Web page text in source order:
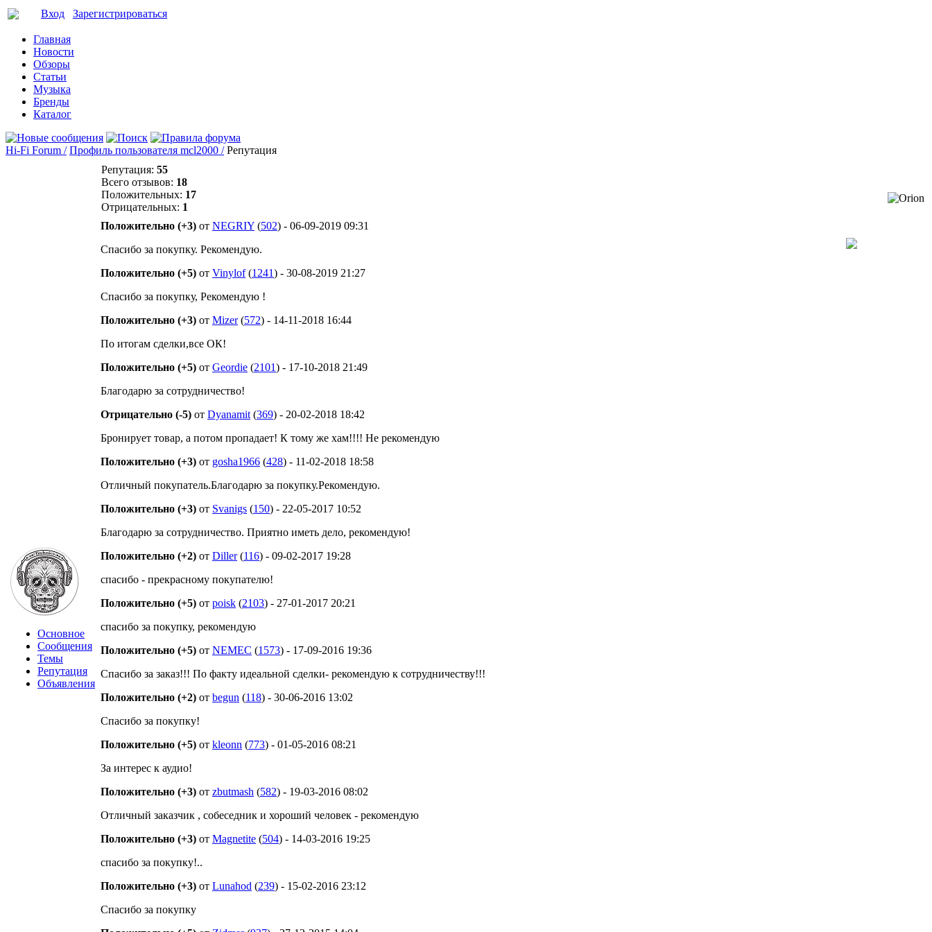
Вход Зарегистрироваться
Главная
Новости
Обзоры
Статьи
Музыка
Бренды
Каталог
Hi-Fi Forum / Профиль пользователя mcl2000 / Репутация
Основное
Сообщения
Темы
Репутация
Объявления
Репутация: 55
Всего отзывов: 18
Положительных: 17
Отрицательных: 1
Положительно (+3) от NEGRIY (502) - 06-09-2019 09:31
Спасибо за покупку. Рекомендую.
Положительно (+5) от Vinylof(1241) - 30-08-2019 21:27
Спасибо за покупку, Рекомендую !
Положительно (+3) от Mizer(572) - 14-11-2018 16:44
По итогам сделки,все ОК!
Положительно (+5) от Geordie (2101) - 17-10-2018 21:49
Благодарю за сотрудничество!
Отрицательно (-5) от Dyanamit (369) - 20-02-2018 18:42
Бронирует товар, а потом пропадает! К тому же хам!!!! Не рекомендую
Положительно (+3) от gosha1966 (428) - 11-02-2018 18:58
Отличный покупатель.Благодарю за покупку.Рекомендую.
Положительно (+3) от Svanigs (150) - 22-05-2017 10:52
Благодарю за сотрудничество. Приятно иметь дело, рекомендую!
Положительно (+2) от Diller(116) - 09-02-2017 19:28
спасибо - прекрасному покупателю!
Положительно (+5) от poisk (2103) - 27-01-2017 20:21
спасибо за покупку, рекомендую
Положительно (+5) от NEMEC (1573) - 17-09-2016 19:36
Спасибо за заказ!!! По факту идеальной сделки- рекомендую к сотрудничеству!!!
Положительно (+2) от begun (118) - 30-06-2016 13:02
Спасибо за покупку!
Положительно (+5) от kleonn (773) - 01-05-2016 08:21
За интерес к аудио!
Положительно (+3) от zbutmash (582) - 19-03-2016 08:02
Отличный заказчик , собеседник и хороший человек - рекомендую
Положительно (+3) от Magnetite (504) - 14-03-2016 19:25
спасибо за покупку!..
Положительно (+3) от Lunahod (239) - 15-02-2016 23:12
Спасибо за покупку